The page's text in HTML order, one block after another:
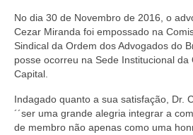
No dia 30 de Novembro de 2016, o
Cezar Miranda foi empossado na
Sindical da Ordem dos Advogados do
posse ocorreu na Sede Institucional da
Capital.
Indagado quanto a sua satisfação, Dr.
´´ser uma grande alegria integrar a
de membro não apenas como uma